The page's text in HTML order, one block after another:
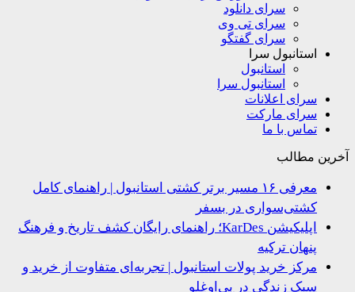
سرای دانلود
سرای تی وی
سرای گفتگو
استانبول سرا
استانبول
استانبول سرا
سرای اعلانات
سرای مارکت
تماس با ما
مطالب
معرفی ۱۶ مسیر برتر کشتی استانبول | راهنمای کامل
کشتی‌سواری در بسفر
اپلیکیشن KarDes؛ راهنمای رایگان کشف تاریخ و فرهنگ
پنهان ترکیه
مرکز خرید پولات استانبول | تجربه‌ای متفاوت از خرید و
سبک زندگی در بی‌اوغلو